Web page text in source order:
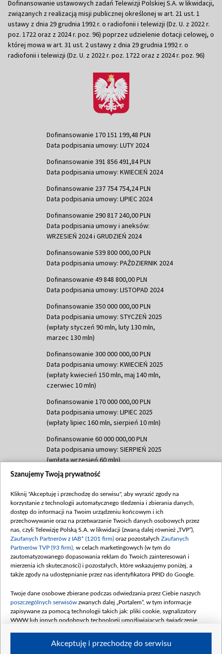
Dofinansowanie ustawowych zadań Telewizji Polskiej S.A. w likwidacji,
związanych z realizacją misji publicznej określonej w art. 21 ust. 1
ustawy z dnia 29 grudnia 1992 r. o radiofonii i telewizji (Dz. U. z 2022 r.
poz. 1722 oraz z 2024 r. poz. 96) poprzez udzielenie dotacji celowej, o
której mowa w art. 31 ust. 2 ustawy z dnia 29 grudnia 1992 r. o
radiofonii i telewizji (Dz. U. z 2022 r. poz. 1722 oraz z 2024 r. poz. 96)
Dofinansowanie 170 151 199,48 PLN
Data podpisania umowy: LUTY 2024
Dofinansowanie 391 856 491,84 PLN
Data podpisania umowy: KWIECIEŃ 2024
Dofinansowanie 237 754 754,24 PLN
Data podpisania umowy: LIPIEC 2024
Dofinansowanie 290 817 240,00 PLN
Data podpisania umowy i aneksów:
WRZESIEŃ 2024 i GRUDZIEŃ 2024
Dofinansowanie 539 800 000,00 PLN
Data podpisania umowy: PAŹDZIERNIK 2024
Dofinansowanie 49 848 800,00 PLN
Data podpisania umowy: LISTOPAD 2024
Dofinansowanie 350 000 000,00 PLN
Data podpisania umowy: STYCZEŃ 2025
(wpłaty styczeń 90 mln, luty 130 mln,
marzec 130 mln)
Dofinansowanie 300 000 000,00 PLN
Data podpisania umowy: KWIECIEŃ 2025
(wpłaty kwiecień 150 mln, maj 140 mln,
czerwiec 10 mln)
Dofinansowanie 170 000 000,00 PLN
Data podpisania umowy: LIPIEC 2025
(wpłaty lipiec 160 mln, sierpień 10 mln)
Dofinansowanie 60 000 000,00 PLN
Data podpisania umowy: SIERPIEŃ 2025
(wpłata wrzesień 60 mln)
Dofinansowanie 635 783 051,21 PLN
(wpłata wrzesień 100 mln, październik 350
mln, listopad 265 mln)
Dofinansowanie 48 862 000,00 PLN
Data podpisania umowy: GRUDZIEŃ 2025
(wpłata grudzień 60,548 mln)
Dofinansowanie 900 000 000,00 PLN
Data podpisania umowy: LUTY 2026 (wpłata
kwiecień 180 mln, 7 maja 180 mln, 8
czerwca 90 mln)
Dofinansowanie 250 000 000,00 PLN
4 sierpnia 250 mln
Szanujemy Twoją prywatność
Kliknij "Akceptuję i przechodzę do serwisu", aby wyrazić zgody na
korzystanie z technologii automatycznego śledzenia i zbierania danych,
dostęp do informacji na Twoim urządzeniu końcowym i ich
przechowywanie oraz na przetwarzanie Twoich danych osobowych przez
nas, czyli Telewizję Polską S.A. w likwidacji (zwaną dalej również „TVP”),
Zaufanych Partnerów z IAB* (1201 firm) oraz pozostałych Zaufanych
Partnerów TVP (93 firm) , w celach marketingowych (w tym do
zautomatyzowanego dopasowania reklam do Twoich zainteresowań i
mierzenia ich skuteczności) i pozostałych, które wskazujemy poniżej, a
także zgody na udostępnianie przez nas identyfikatora PPID do Google.
Twoje dane osobowe zbierane podczas odwiedzania przez Ciebie naszych
poszczególnych serwisów zwanych dalej „Portalem”, w tym informacje
zapisywane za pomocą technologii takich jak: pliki cookie, sygnalizatory
WWW lub innych podobnych technologii umożliwiających świadczenie
Akceptuję i przechodzę do serwisu